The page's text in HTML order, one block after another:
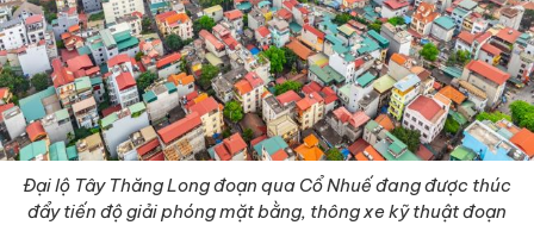
Đại lộ Tây Thăng Long đoạn qua Cổ Nhuế đang được thúc
đẩy tiến độ giải phóng mặt bằng, thông xe kỹ thuật đoạn